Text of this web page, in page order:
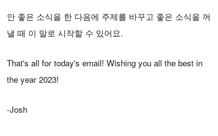
안 좋은 소식을 한 다음에 주제를 바꾸고 좋은 소식을 꺼
낼 때 이 말로 시작할 수 있어요.
That's all for today's email! Wishing you all the best in
the year 2023!
-Josh